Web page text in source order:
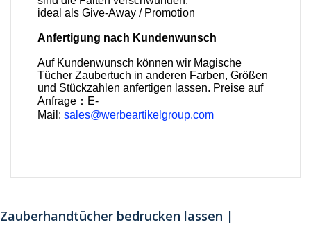
ideal als Give-Away / Promotion
Anfertigung nach Kundenwunsch
Auf Kundenwunsch können wir Magische
Tücher Zaubertuch in anderen Farben, Größen
und Stückzahlen anfertigen lassen. Preise auf
Anfrage：E-
Mail:sales@werbeartikelgroup.com
Zauberhandtücher bedrucken lassen |